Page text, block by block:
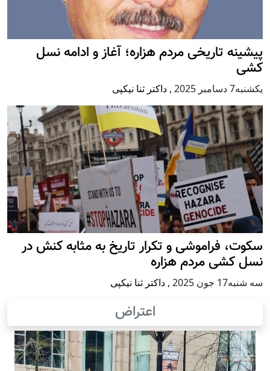
تاريخی مردم هزاره؛ آغاز و ادامه نسل
, داکتر ثنا نیکپی
فراموشی و تکرار تاريخ به مثابه کنش در
مردم هزاره
2025
, داکتر ثنا نیکپی
اعتراض